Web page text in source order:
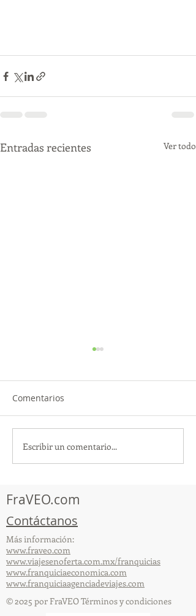
Entradas recientes Ver todo
¡Acapulco y Guerrero se
Visten de Fiesta!
Comentarios
Escribir un comentario...
FraVEO.com
Contáctanos
Más información:
www.fraveo.com
www.viajesenoferta.com.mx/franquicias
www.franquiciaeconomica.com
www.franquiciaagenciadeviajes.com
© 2025 por FraVEO Términos y condiciones